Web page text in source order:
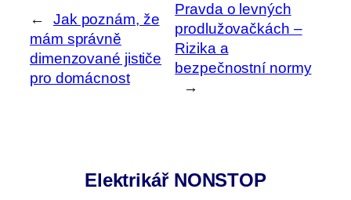
←
Jak poznám, že
mám správně
dimenzované jističe
pro domácnost
Pravda o levných
prodlužovačkách –
Rizika a
bezpečnostní normy
→
Elektrikář NONSTOP